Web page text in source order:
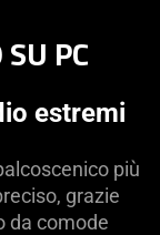
PC
estremi
più
grazie
da comode